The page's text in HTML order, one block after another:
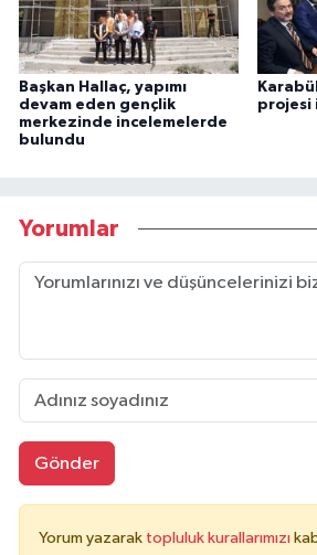
Başkan Hallaç, yapımı
devam eden gençlik
merkezinde incelemelerde
bulundu
projesi
Yorumlar
Gönder
Yorum yazarak topluluk kurallarımızı